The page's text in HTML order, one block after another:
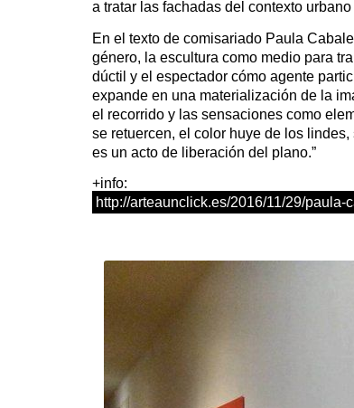
a tratar las fachadas del contexto
En el texto de comisariado Paula
género, la escultura como medio para
dúctil y el espectador cómo agente
expande en una materialización de la
el recorrido y las sensaciones como
se retuercen, el color huye de los
es un acto de liberación del plano.”
+info:
http://arteaunclick.es/2016/11/29/